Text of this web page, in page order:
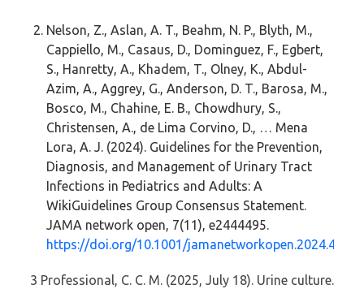
Nelson, Z., Aslan, A. T., Beahm, N. P., Blyth, M.,
Cappiello, M., Casaus, D., Dominguez, F., Egbert,
S., Hanretty, A., Khadem, T., Olney, K., Abdul-
Azim, A., Aggrey, G., Anderson, D. T., Barosa, M.,
Bosco, M., Chahine, E. B., Chowdhury, S.,
Christensen, A., de Lima Corvino, D., … Mena
Lora, A. J. (2024). Guidelines for the Prevention,
Diagnosis, and Management of Urinary Tract
Infections in Pediatrics and Adults: A
WikiGuidelines Group Consensus Statement.
JAMA network open, 7(11), e2444495.
https://doi.org/10.1001/jamanetworkopen.2024.44495
3 Professional, C. C. M. (2025, July 18). Urine culture.